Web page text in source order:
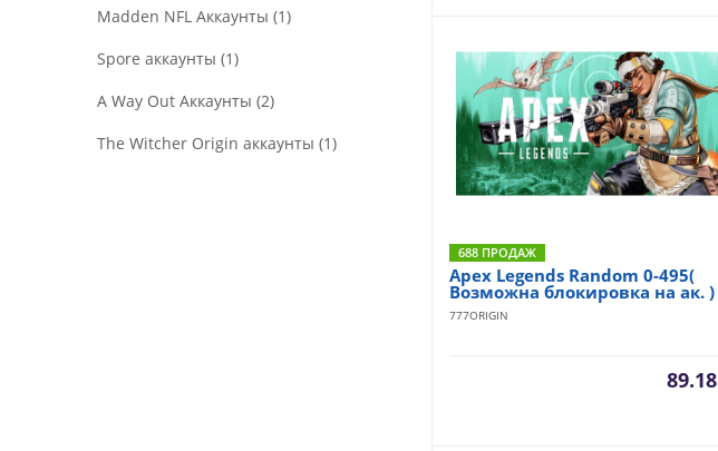
688 ПРОДАЖ
Apex Legends Randоm 0-495(
Возможна блокировка на ак. )
777ORIGIN
89.18
Madden NFL Аккаунты (1)
Spore аккаунты (1)
A Way Out Аккаунты (2)
The Witcher Origin аккаунты (1)